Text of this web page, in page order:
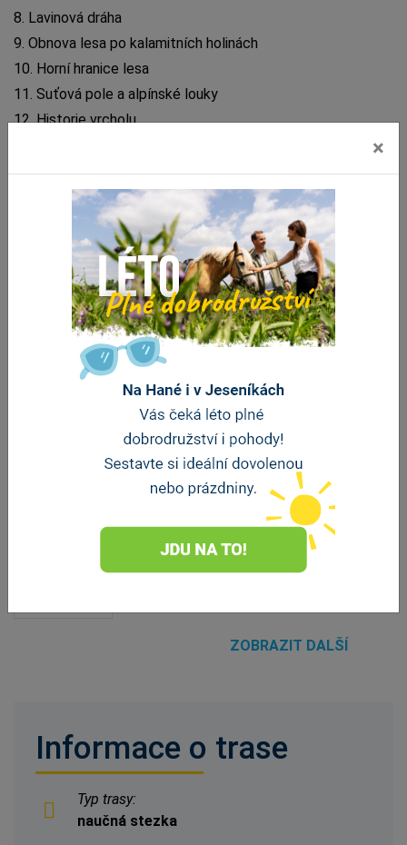
8. Lavinová dráha
9. Obnova lesa po kalamitních holinách
10. Horní hranice lesa
11. Suťová pole a alpínské louky
12. Historie vrcholu
14. Historie Staroměstska
Chata Návrší
Tipy v okolí
ZOBRAZIT DALŠÍ
Informace o trase
Typ trasy:
naučná stezka
×